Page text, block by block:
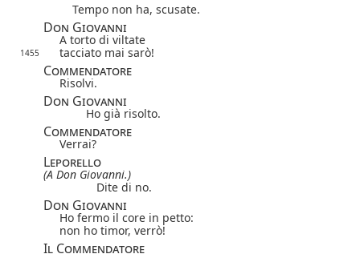
Tempo non ha, scusate.
Don Giovanni
A torto di viltate
1455 tacciato mai sarò!
Commendatore
Risolvi.
Don Giovanni
Ho già risolto.
Commendatore
Verrai?
Leporello
(A Don Giovanni.)
Dite di no.
Don Giovanni
Ho fermo il core in petto:
non ho timor, verrò!
Il Commendatore